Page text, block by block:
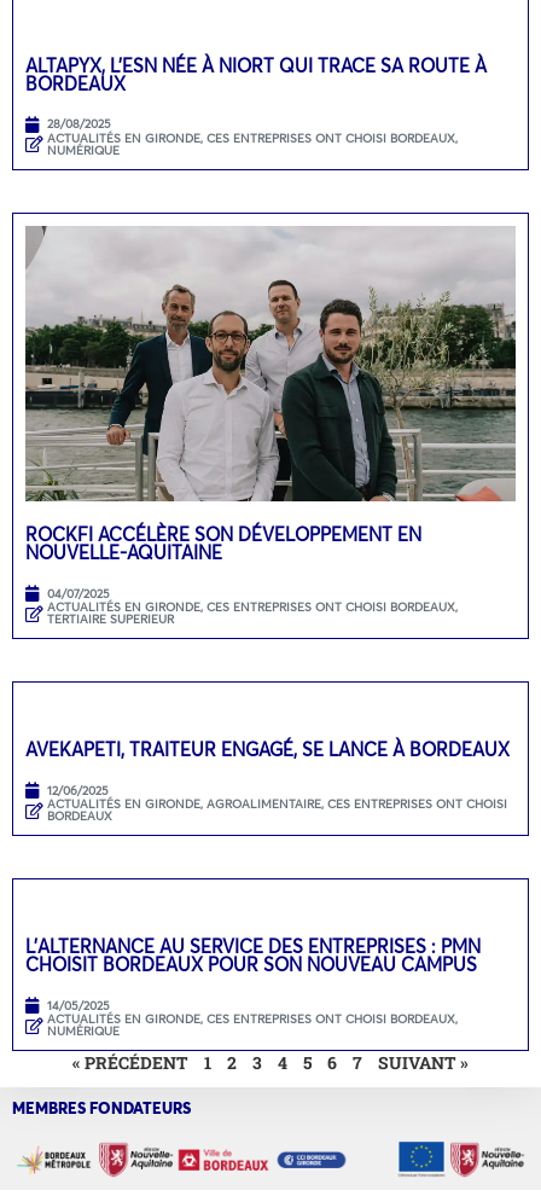
ALTAPYX, L’ESN NÉE À NIORT QUI TRACE SA ROUTE À
BORDEAUX
28/08/2025
ACTUALITÉS EN GIRONDE, CES ENTREPRISES ONT CHOISI BORDEAUX,
NUMÉRIQUE
ROCKFI ACCÉLÈRE SON DÉVELOPPEMENT EN
NOUVELLE-AQUITAINE
04/07/2025
ACTUALITÉS EN GIRONDE, CES ENTREPRISES ONT CHOISI BORDEAUX,
TERTIAIRE SUPERIEUR
AVEKAPETI, TRAITEUR ENGAGÉ, SE LANCE À BORDEAUX
12/06/2025
ACTUALITÉS EN GIRONDE, AGROALIMENTAIRE, CES ENTREPRISES ONT CHOISI
BORDEAUX
L’ALTERNANCE AU SERVICE DES ENTREPRISES : PMN
CHOISIT BORDEAUX POUR SON NOUVEAU CAMPUS
14/05/2025
ACTUALITÉS EN GIRONDE, CES ENTREPRISES ONT CHOISI BORDEAUX,
NUMÉRIQUE
« PRÉCÉDENT 1 2 3 4 5 6 7 SUIVANT »
MEMBRES FONDATEURS